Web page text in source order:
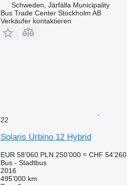
Schweden, Järfälla Municipality
Bus Trade Center Stockholm AB
Verkäufer kontaktieren
22
Solaris Urbino 12 Hybrid
EUR 58’060 PLN 250’000 ≈ CHF 54’260
Bus - Stadtbus
2016
495’000 km